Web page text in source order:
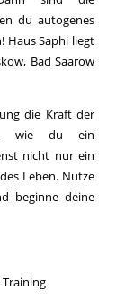
du autogenes
Haus Saphi liegt
Bad Saarow
die Kraft der
wie du ein
nicht nur ein
Leben. Nutze
beginne deine